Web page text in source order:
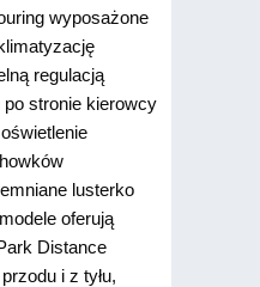
wyposażone
regulacją
stronie kierowcy
lusterko
oferują
Distance
i z tyłu,